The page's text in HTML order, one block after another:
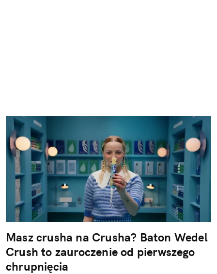
Masz crusha na Crusha? Baton Wedel
Crush to zauroczenie od pierwszego
chrupnięcia